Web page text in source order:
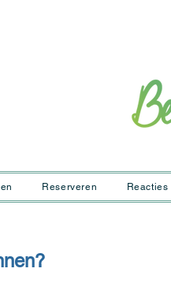
Reserveren Reacties